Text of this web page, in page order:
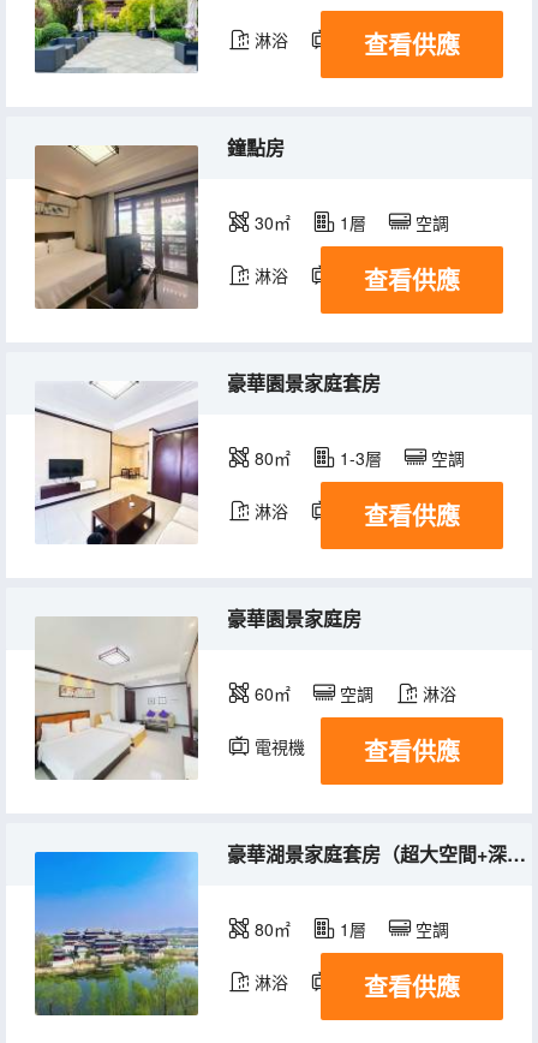
淋浴 電視機 冰箱
查看供應
鐘點房
30㎡ 1層 空調
淋浴 電視機
查看供應
豪華園景家庭套房
80㎡ 1-3層 空調
淋浴 電視機 冰箱
查看供應
豪華園景家庭房
60㎡ 空調 淋浴
電視機 查看供應
豪華湖景家庭套房（超大空間+深睡枕+冰箱+洗衣機）
80㎡ 1層 空調
淋浴 電視機 冰箱
查看供應